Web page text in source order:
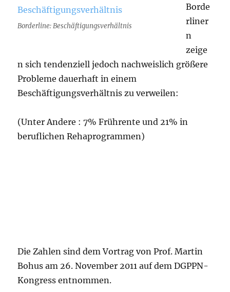
Borderline: Beschäftigungsverhältnis
Borde
rliner
n
zeige
n sich tendenziell jedoch nachweislich größere
Probleme dauerhaft in einem
Beschäftigungsverhältnis zu verweilen:
(Unter Andere : 7% Frührente und 21% in
beruflichen Rehaprogrammen)
Die Zahlen sind dem Vortrag von Prof. Martin
Bohus am 26. November 2011 auf dem DGPPN-
Kongress entnommen.